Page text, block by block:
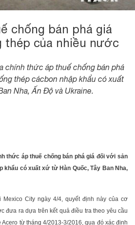
chống bán phá giá
thép của nhiều nước
chính thức áp thuế chống bán phá
thép cácbon nhập khẩu có xuất
Nha, Ấn Độ và Ukraine.
thức áp thuế chống bán phá giá đối với sản
khẩu có xuất xứ từ Hàn Quốc, Tây Ban Nha,
Mexico City ngày 4/4, quyết định này của cơ
đưa ra dựa trên kết quả điều tra theo yêu cầu
từ tháng 4/2013-3/2016, qua đó xác định